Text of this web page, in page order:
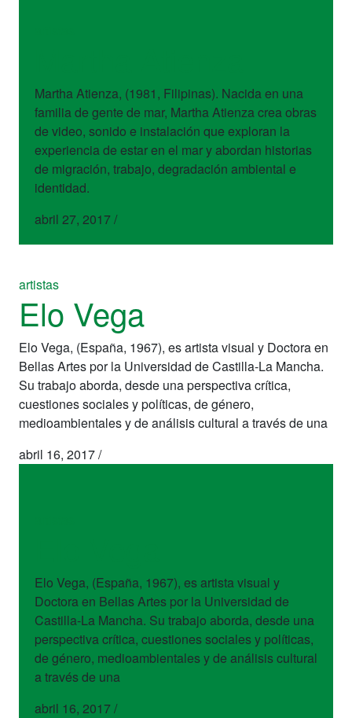
Martha Atienza, (1981, Filipinas). Nacida en una
familia de gente de mar, Martha Atienza crea obras
de video, sonido e instalación que exploran la
experiencia de estar en el mar y abordan historias
de migración, trabajo, degradación ambiental e
identidad.
abril 27, 2017/
artistas
Elo Vega
Elo Vega, (España, 1967), es artista visual y Doctora en
Bellas Artes por la Universidad de Castilla-La Mancha.
Su trabajo aborda, desde una perspectiva crítica,
cuestiones sociales y políticas, de género,
medioambientales y de análisis cultural a través de una
abril 16, 2017/
Elo Vega, (España, 1967), es artista visual y
Doctora en Bellas Artes por la Universidad de
Castilla-La Mancha. Su trabajo aborda, desde una
perspectiva crítica, cuestiones sociales y políticas,
de género, medioambientales y de análisis cultural
a través de una
abril 16, 2017/